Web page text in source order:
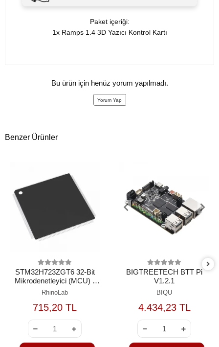
Paket içeriği:
1x Ramps 1.4 3D Yazıcı Kontrol Kartı
Bu ürün için henüz yorum yapılmadı.
Yorum Yap
Benzer Ürünler
STM32H723ZGT6 32-Bit
Mikrodenetleyici (MCU) -
550 MHz / LQFP-144
RhinoLab
715,20 TL
BIGTREETECH BTT Pi
V1.2.1
BIQU
4.434,23 TL